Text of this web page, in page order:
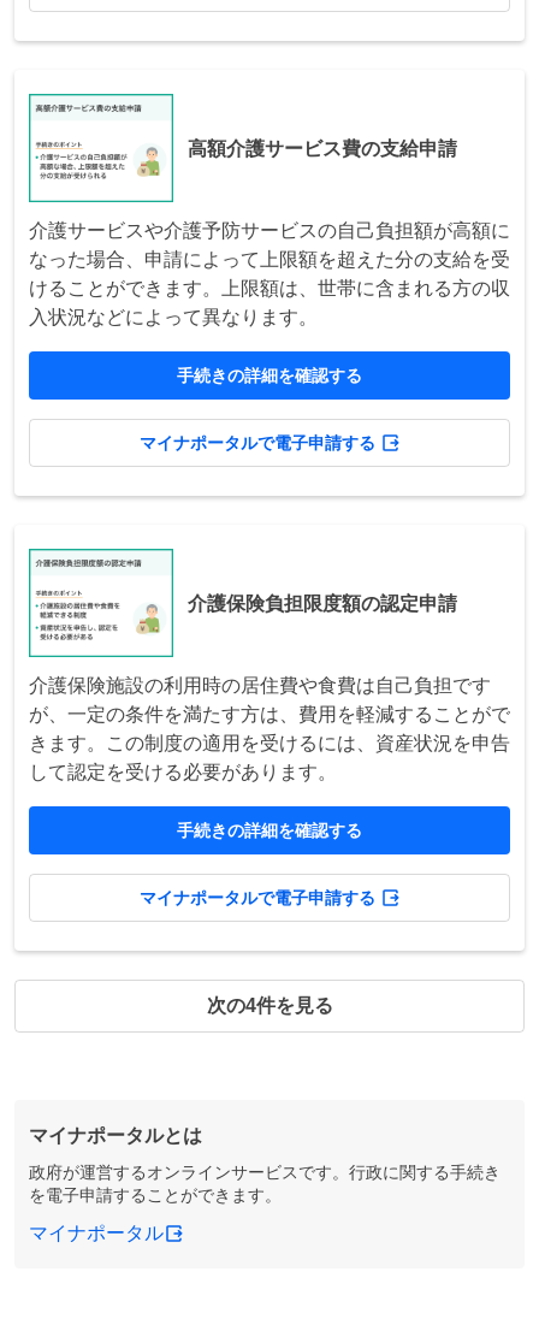
高額介護サービス費の支給申請
介護サービスや介護予防サービスの自己負担額が高額に
なった場合、申請によって上限額を超えた分の支給を受
けることができます。上限額は、世帯に含まれる方の収
入状況などによって異なります。
手続きの詳細を確認する
マイナポータルで電子申請する
介護保険負担限度額の認定申請
介護保険施設の利用時の居住費や食費は自己負担です
が、一定の条件を満たす方は、費用を軽減することがで
きます。この制度の適用を受けるには、資産状況を申告
して認定を受ける必要があります。
手続きの詳細を確認する
マイナポータルで電子申請する
次の4件を見る
マイナポータルとは
政府が運営するオンラインサービスです。行政に関する手続き
を電子申請することができます。
マイナポータル